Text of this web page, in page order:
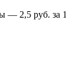
— 2,5 руб. за